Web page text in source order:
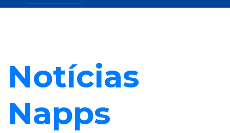
Notícias
Napps